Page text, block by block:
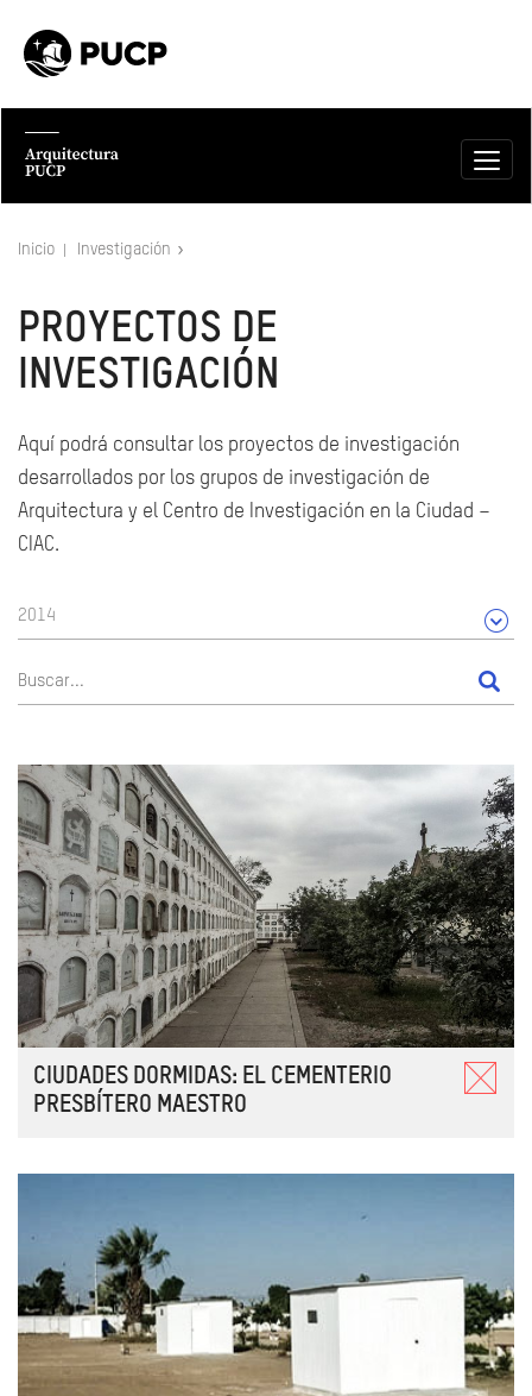
Inicio Investigación
PROYECTOS DE
INVESTIGACIÓN
Aquí podrá consultar los proyectos de investigación
desarrollados por los grupos de investigación de
Arquitectura y el Centro de Investigación en la Ciudad –
CIAC.
2014
CIUDADES DORMIDAS: EL CEMENTERIO
PRESBÍTERO MAESTRO